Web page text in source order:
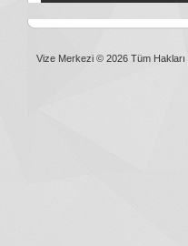
Vize Merkezi © 2026 Tüm Hakları